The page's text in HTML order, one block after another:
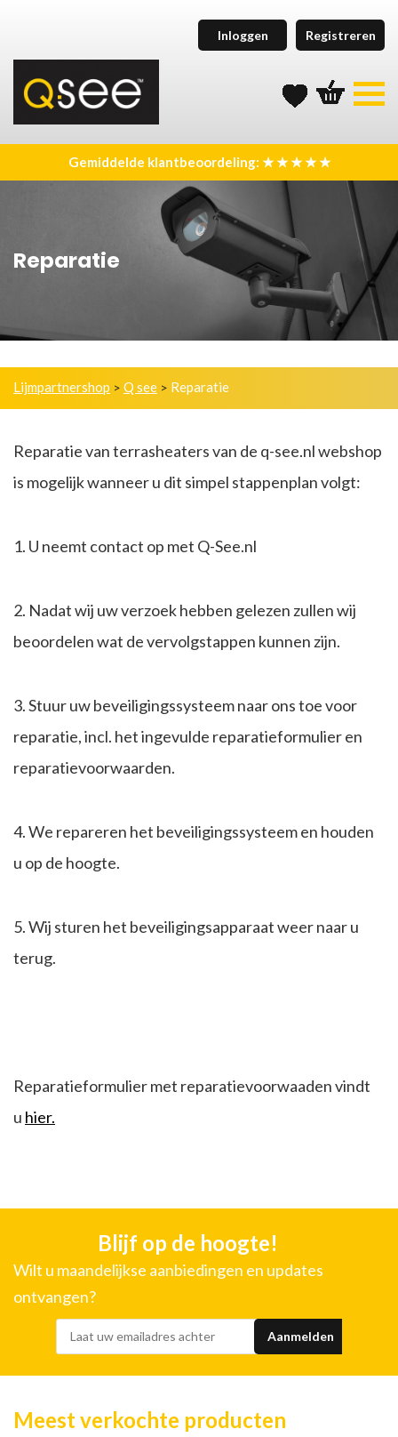
Inloggen Registreren
Gemiddelde klantbeoordeling: ★ ★ ★ ★ ★
Reparatie
Lijmpartnershop > Q see > Reparatie
Reparatie van terrasheaters van de q-see.nl webshop
is mogelijk wanneer u dit simpel stappenplan volgt:
1. U neemt contact op met Q-See.nl
2. Nadat wij uw verzoek hebben gelezen zullen wij
beoordelen wat de vervolgstappen kunnen zijn.
3. Stuur uw beveiligingssysteem naar ons toe voor
reparatie, incl. het ingevulde reparatieformulier en
reparatievoorwaarden.
4. We repareren het beveiligingssysteem en houden
u op de hoogte.
5. Wij sturen het beveiligingsapparaat weer naar u
terug.
Reparatieformulier met reparatievoorwaaden vindt
u hier.
Blijf op de hoogte!
Wilt u maandelijkse aanbiedingen en updates
ontvangen?
Meest verkochte producten